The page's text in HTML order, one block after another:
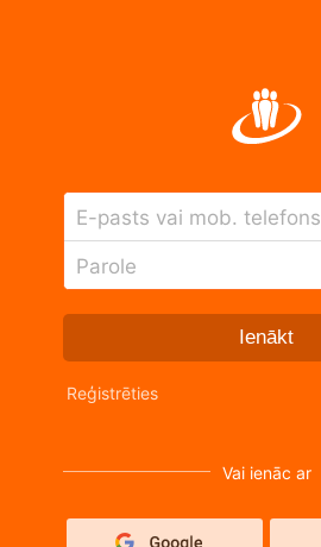
E-pasts vai mob. telefons
Parole
Ienākt
Reģistrēties
Vai ienāc ar